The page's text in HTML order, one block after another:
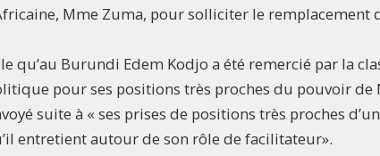
Mme Zuma, pour solliciter le remplacement
qu’au Burundi Edem Kodjo a été remercié par la
pour ses positions très proches du pouvoir de
suite à « ses prises de positions très proches
entretient autour de son rôle de facilitateur».